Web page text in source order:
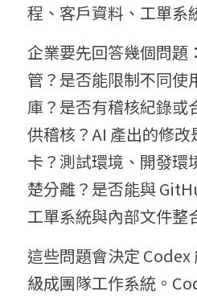
程、客戶資料、工單系
企業要先回答幾個問題
管？是否能限制不同使
庫？是否有稽核紀錄或
供稽核？AI 產出的修改
卡？測試環境、開發環
楚分離？是否能與
工單系統與內部文件整
這些問題會決定
級成團隊工作系統。